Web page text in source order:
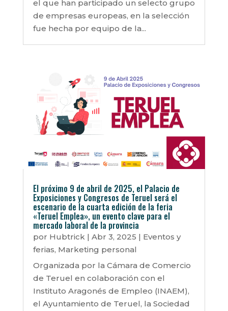
el que han participado un selecto grupo
de empresas europeas, en ⁠la selección
fue hecha por equipo de la...
El próximo 9 de abril de 2025, el Palacio de
Exposiciones y Congresos de Teruel será el
escenario de la cuarta edición de la feria
«Teruel Emplea», un evento clave para el
mercado laboral de la provincia
por Hubtrick| Abr 3, 2025 | Eventos y
ferias, Marketing personal
Organizada por la Cámara de Comercio
de Teruel en colaboración con el
Instituto Aragonés de Empleo (INAEM),
el Ayuntamiento de Teruel, la Sociedad